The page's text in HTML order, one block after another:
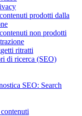
prodotti dalla
non prodotti
ritratti
di ricerca (SEO)
SEO: Search